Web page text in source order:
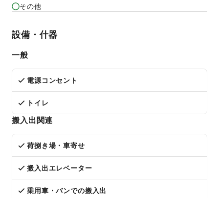
その他
設備・什器
一般
電源コンセント
トイレ
搬入出関連
荷捌き場・車寄せ
搬入出エレベーター
乗用車・バンでの搬入出